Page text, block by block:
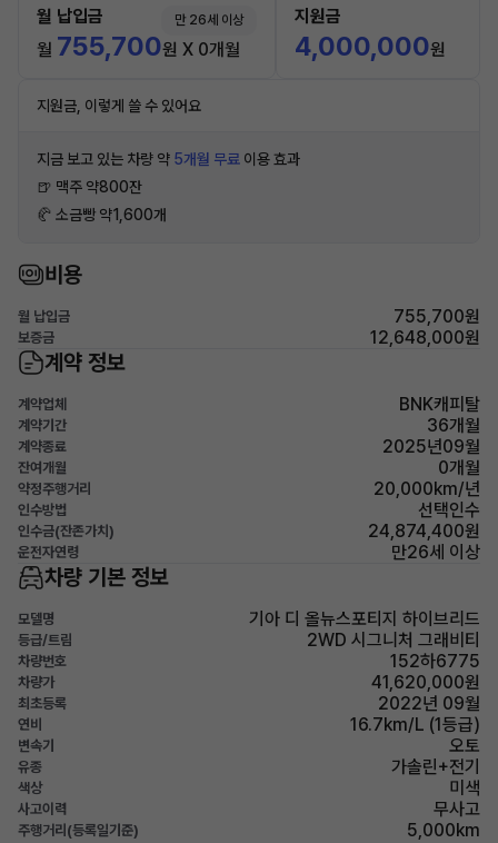
월 납입금 만 26세 이상
월 755,700원 X 0개월
지원금
4,000,000원
지원금, 이렇게 쓸 수 있어요
지금 보고 있는 차량 약 5개월 무료 이용 효과
🍺 맥주 약800잔
🥐 소금빵 약1,600개
비용
월 납입금 755,700원
보증금 12,648,000원
계약 정보
계약업체 BNK캐피탈
계약기간 36개월
계약종료 2025년09월
잔여개월 0개월
약정주행거리 20,000km/년
인수방법 선택인수
인수금(잔존가치) 24,874,400원
운전자연령 만26세 이상
차량 기본 정보
모델명 기아 디 올뉴스포티지 하이브리드
등급/트림 2WD 시그니처 그래비티
차량번호 152하6775
차량가 41,620,000원
최초등록 2022년 09월
연비 16.7km/L (1등급)
변속기 오토
유종 가솔린+전기
색상 미색
사고이력 무사고
주행거리(등록일기준) 5,000km